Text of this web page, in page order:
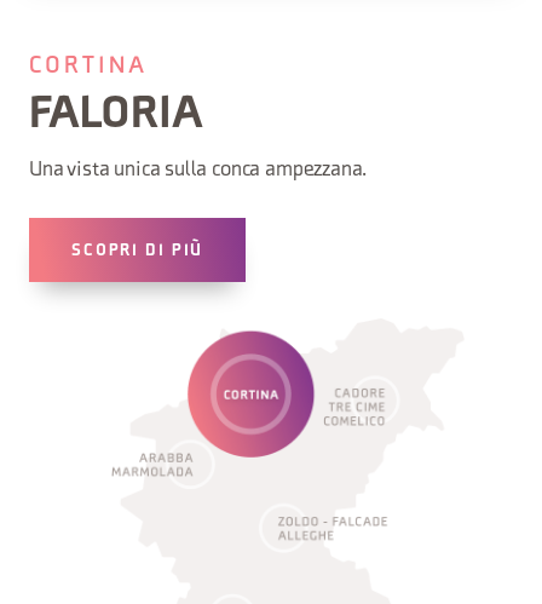
CORTINA
FALORIA
Una vista unica sulla conca ampezzana.
SCOPRI DI PIÙ